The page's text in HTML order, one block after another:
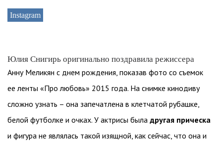
Instagram
Юлия Снигирь оригинально поздравила режиссера
Анну Меликян с днем рождения, показав фото со съемок
ее ленты «Про любовь» 2015 года. На снимке кинодиву
сложно узнать – она запечатлена в клетчатой рубашке,
белой футболке и очках. У актрисы была другая прическа
и фигура не являлась такой изящной, как сейчас, что она и